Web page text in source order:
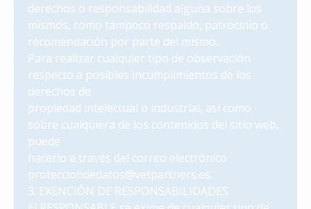
derechos o responsabilidad alguna sobre los
mismos, como tampoco respaldo, patrocinio o
recomendación por parte del mismo.
Para realizar cualquier tipo de observación
respecto a posibles incumplimientos de los
derechos de
propiedad intelectual o industrial, así como
sobre cualquiera de los contenidos del sitio web,
puede
hacerlo a través del correo electrónico
protecciondedatos@vetpartners.es.
3. EXENCIÓN DE RESPONSABILIDADES